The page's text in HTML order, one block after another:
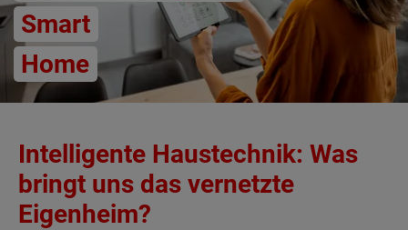
Smart
Home
Intelligente Haustechnik: Was
bringt uns das vernetzte
Eigenheim?